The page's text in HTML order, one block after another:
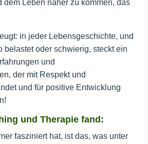
dem Leben näher zu kommen, das
in jeder Lebensgeschichte, und
belastet oder schwierig, steckt ein
und
der mit Respekt und
und für positive Entwicklung
und Therapie fand:
fasziniert hat, ist das, was unter